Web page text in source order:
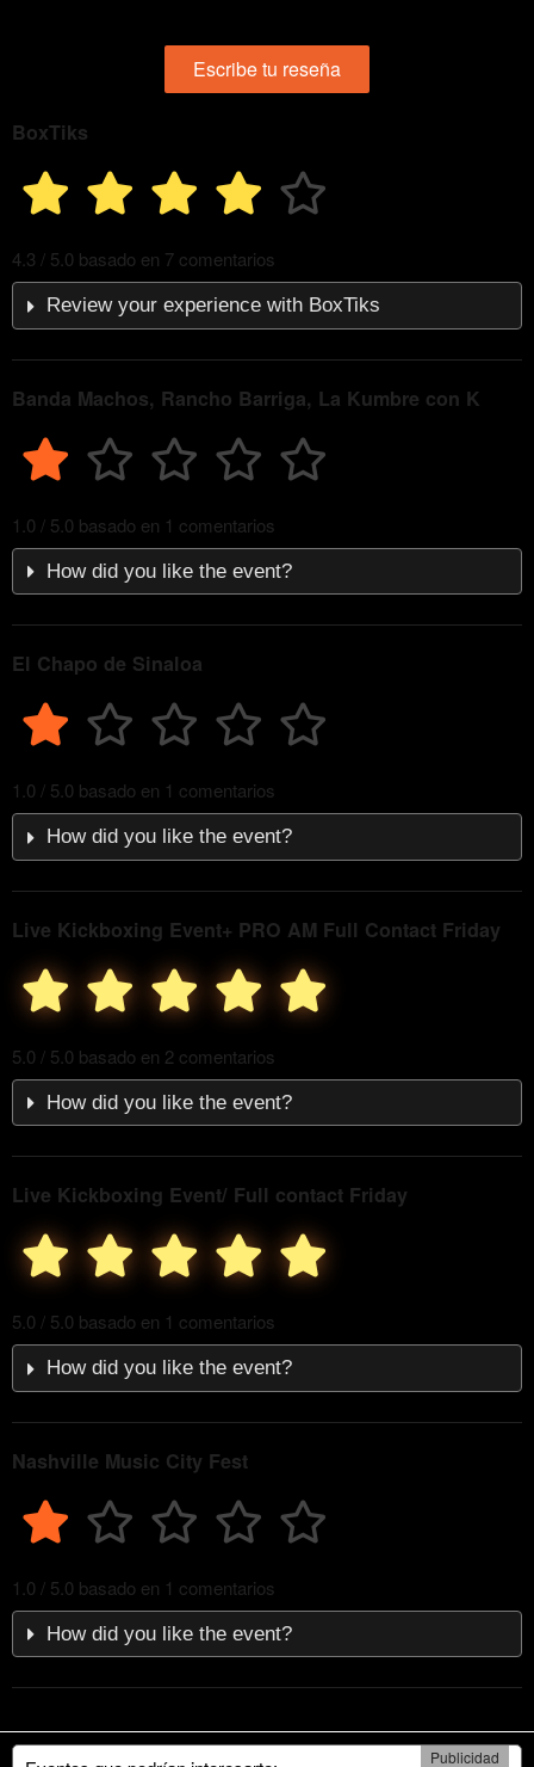
Escribe tu reseña
BoxTiks
4.3 / 5.0 basado en 7 comentarios
Review your experience with BoxTiks
Banda Machos, Rancho Barriga, La Kumbre con K
1.0 / 5.0 basado en 1 comentarios
How did you like the event?
El Chapo de Sinaloa
1.0 / 5.0 basado en 1 comentarios
How did you like the event?
Live Kickboxing Event+ PRO AM Full Contact Friday
5.0 / 5.0 basado en 2 comentarios
How did you like the event?
Live Kickboxing Event/ Full contact Friday
5.0 / 5.0 basado en 1 comentarios
How did you like the event?
Nashville Music City Fest
1.0 / 5.0 basado en 1 comentarios
How did you like the event?
Publicidad